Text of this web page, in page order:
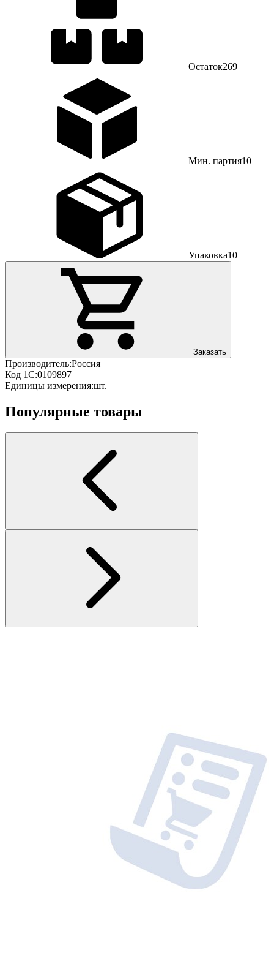
Остаток269
Мин. партия10
Упаковка10
Заказать
Производитель:Россия
Код 1С:0109897
Единицы измерения:шт.
Популярные товары